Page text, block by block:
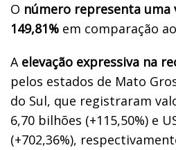
O número representa uma
149,81% em comparação
Aelevação expressiva na
pelos estados de Mato
do Sul, que registraram
6,70 bilhões (+115,50%) e
(+702,36%),